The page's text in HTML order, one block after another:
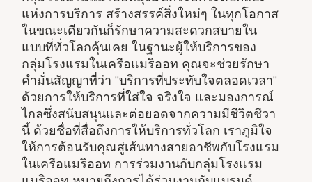
แห่งการบริการ สร้างสรรค์สิ่งใหม่ๆ ในทุกโอกาส
ในขณะเดียวกันก็รักษาความสะดวกสบายใน
แบบที่ทั่วโลกคุ้นเคย ในฐานะผู้ให้บริการของ
กลุ่มโรงแรมในเครือแมริออท คุณจะช่วยรักษา
คำมั่นสัญญาที่ว่า "บริการที่ประทับใจตลอดเวลา"
ด้วยการให้บริการที่ใส่ใจ จริงใจ และมองการณ์
ไกลซึ่งสนับสนุนและต่อยอดจากความมีชีวิตชีวา
นี้ ด้วยชื่อที่สื่อถึงการให้บริการทั่วโลก เราภูมิใจ
ให้การต้อนรับคุณสู่เส้นทางสายอาชีพกับโรงแรม
ในเครือแมริออท การร่วมงานกับกลุ่มโรงแรม